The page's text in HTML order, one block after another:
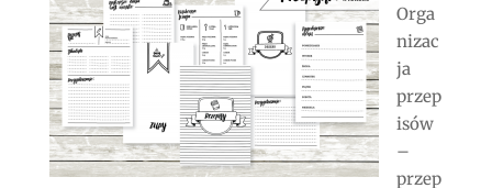
Orga
nizac
ja
przep
isów
–
przep